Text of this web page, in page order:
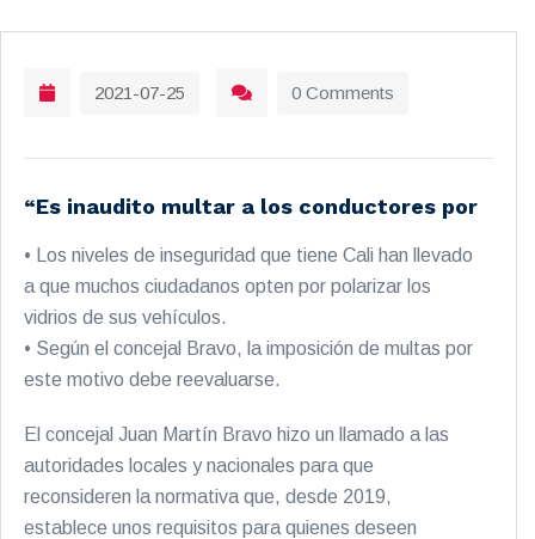
2021-07-25 0 Comments
“Es inaudito multar a los conductores por
• Los niveles de inseguridad que tiene Cali han llevado
a que muchos ciudadanos opten por polarizar los
vidrios de sus vehículos.
• Según el concejal Bravo, la imposición de multas por
este motivo debe reevaluarse.
El concejal Juan Martín Bravo hizo un llamado a las
autoridades locales y nacionales para que
reconsideren la normativa que, desde 2019,
establece unos requisitos para quienes deseen